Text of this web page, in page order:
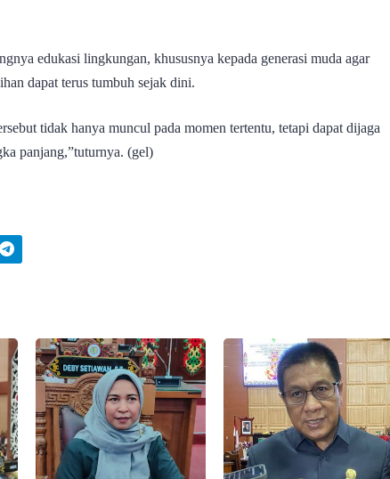
edukasi lingkungan, khususnya kepada generasi muda agar
dapat terus tumbuh sejak dini.
tidak hanya muncul pada momen tertentu, tetapi dapat dijaga
panjang,”tuturnya. (gel)